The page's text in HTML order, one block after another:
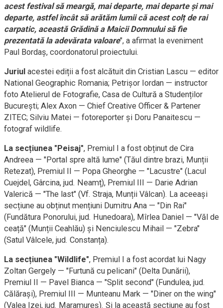
acest festival să meargă, mai departe, mai departe și mai
departe, astfel încât să arătăm lumii că acest colț de rai
carpatic, această Grădină a Maicii Domnului să fie
prezentată la adevărata valoare", a afirmat la eveniment
Paul Bordaș, coordonatorul proiectului.
Juriul acestei ediții a fost alcătuit din Cristian Lascu — editor
National Geographic Romania; Petrișor Iordan — instructor
foto Atelierul de Fotografie, Casa de Cultură a Studenților
București; Alex Axon — Chief Creative Officer & Partener
ZITEC; Silviu Matei — fotoreporter și Doru Panaitescu —
fotograf wildlife.
La secțiunea "Peisaj", Premiul I a fost obținut de Cira
Andreea — "Portal spre altă lume" (Tăul dintre brazi, Munții
Retezat), Premiul II — Popa Gheorghe — "Lacustre" (Lacul
Cuejdel, Gârcina, jud. Neamț), Premiul III — Darie Adrian
Valerică — "The last" (Vf. Straja, Munții Vâlcan). La aceeași
secțiune au obținut mențiuni Dumitru Ana — "Din Rai"
(Fundătura Ponorului, jud. Hunedoara), Mîrlea Daniel — "Văl de
ceață" (Munții Ceahlău) și Nenciulescu Mihail — "Zebra"
(Satul Vâlcele, jud. Constanța).
La secțiunea "Wildlife", Premiul I a fost acordat lui Nagy
Zoltan Gergely — "Furtună cu pelicani" (Delta Dunării),
Premiul II — Pavel Bianca — "Split second" (Fundulea, jud.
Călărași), Premiul III — Munteanu Mark — "Diner on the wing"
(Valea Izei, jud. Maramureș). Și la această secțiune au fost